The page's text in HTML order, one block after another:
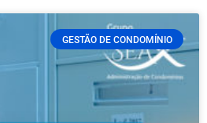
GESTÃO DE CONDOMÍNIO